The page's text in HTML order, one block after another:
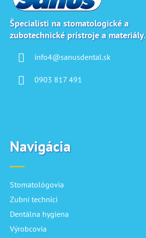
Špecialisti na stomatologické a
zubotechnické prístroje a materiály.
info4@sanusdental.sk
0903 817 491
Navigácia
Stomatológovia
Zubní technici
Dentálna hygiena
Výrobcovia